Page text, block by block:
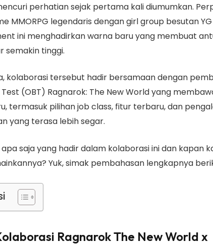
perhatian sejak pertama kali diumumkan.
MMORPG legendaris dengan girl group besutan YG
ini menghadirkan warna baru yang membuat
semakin tinggi.
kolaborasi tersebut hadir bersamaan dengan
(OBT) Ragnarok: The New World yang
termasuk pilihan job class, fitur terbaru, dan
yang terasa lebih segar.
saja yang hadir dalam kolaborasi ini dan kapan
Yuk, simak pembahasan lengkapnya
Ragnarok The New World x